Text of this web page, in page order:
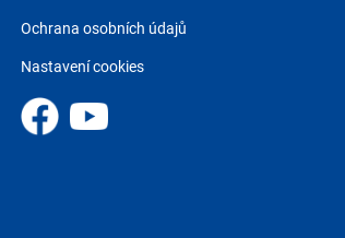
Ochrana osobních údajů
Nastavení cookies